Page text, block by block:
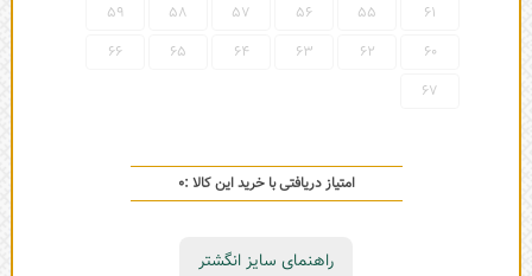
61
55
56
57
58
59
60
62
63
64
65
66
67
امتیاز دریافتی با خرید این کالا :0
راهنمای سایز انگشتر